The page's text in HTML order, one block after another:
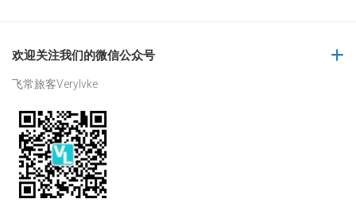
欢迎关注我们的微信公众号
飞常旅客Verylvke